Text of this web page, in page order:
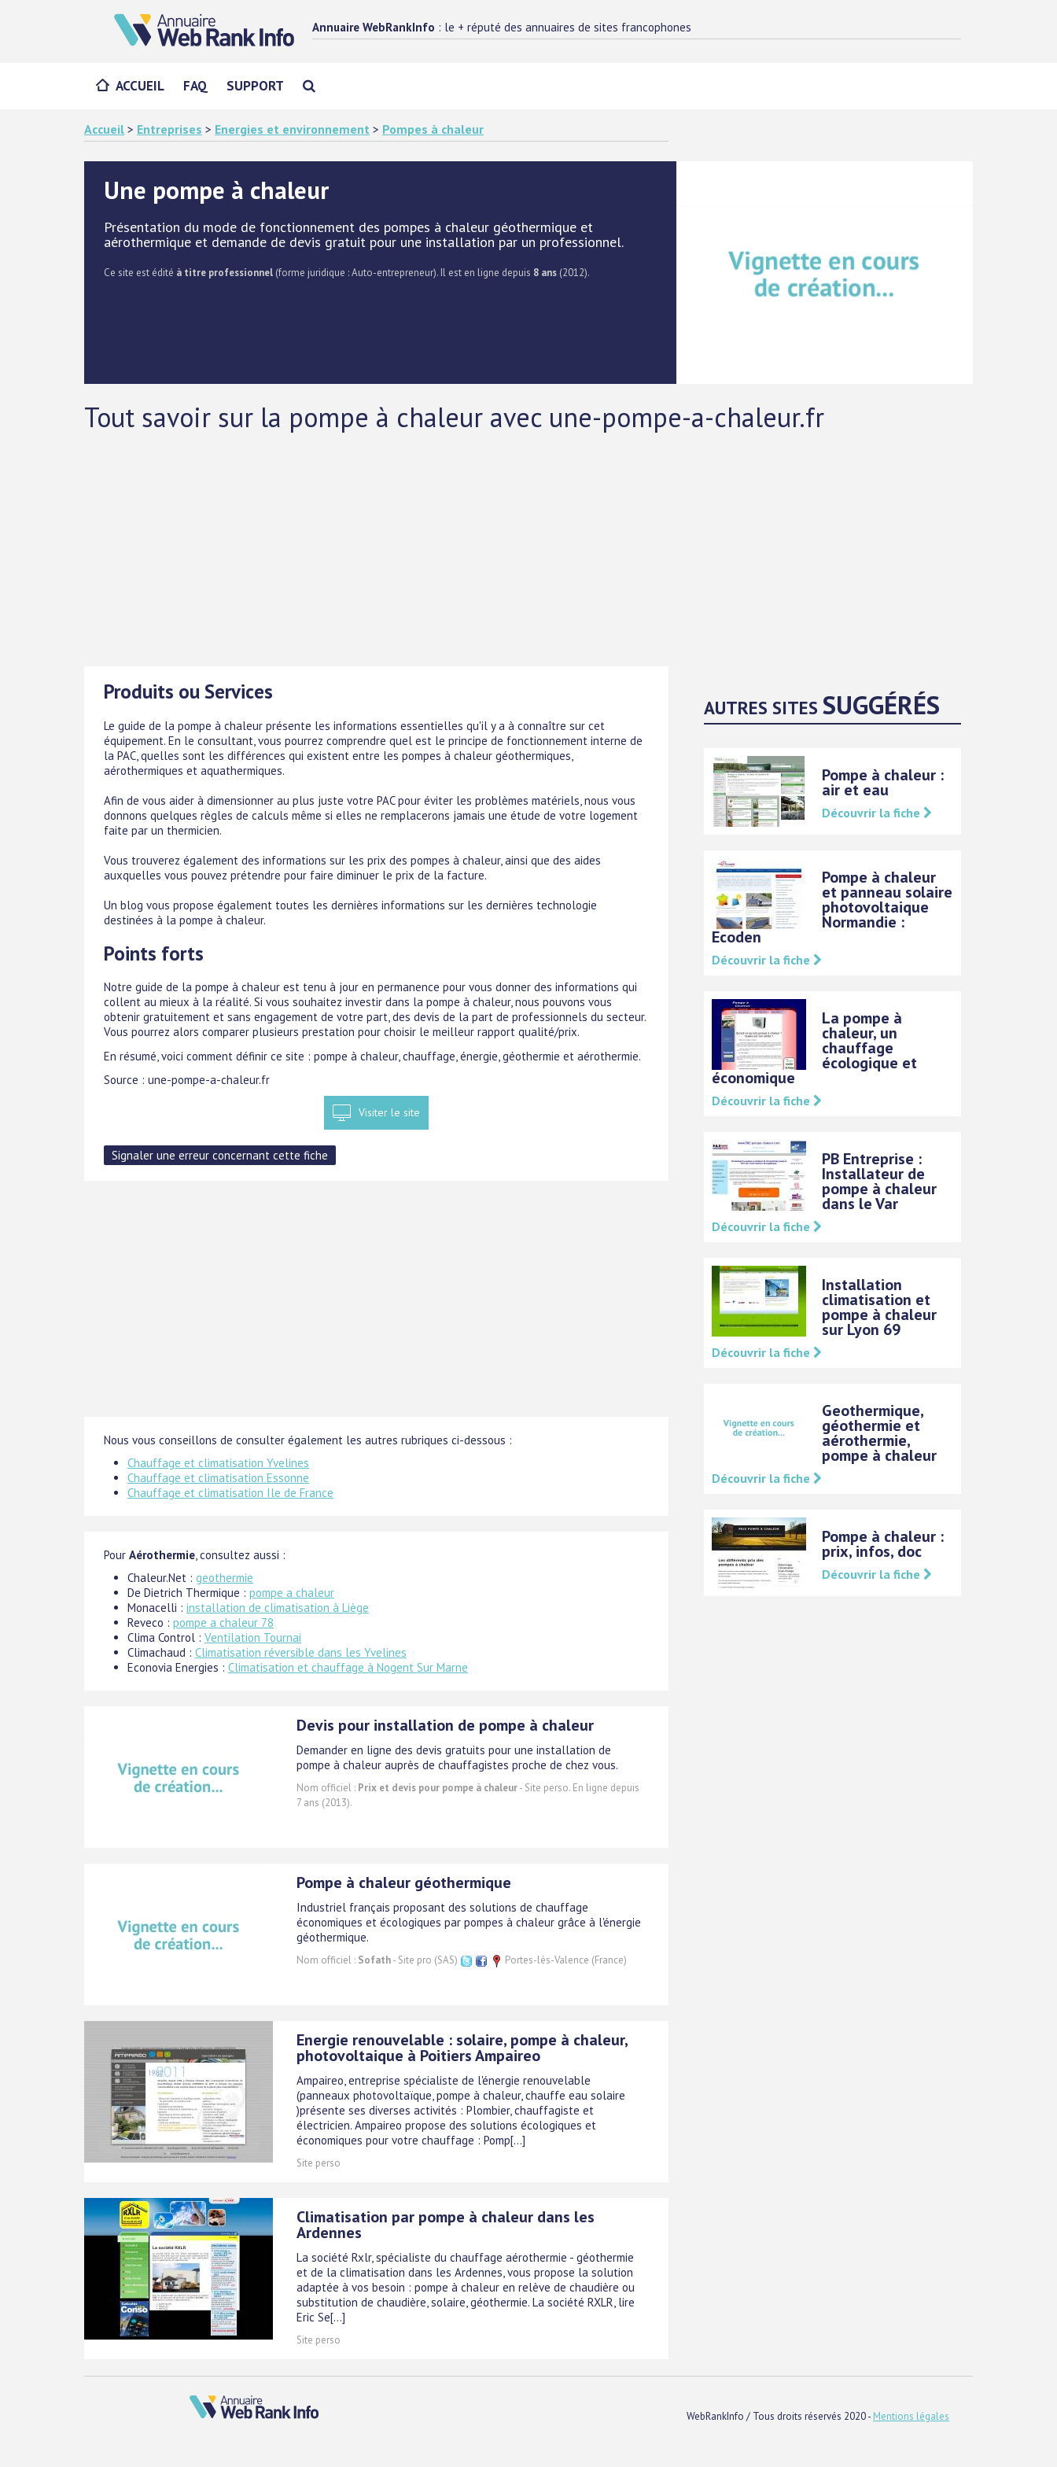
Annuaire WebRankInfo : le + réputé des annuaires de sites francophones
ACCUEIL FAQ SUPPORT
Accueil > Entreprises > Energies et environnement > Pompes à chaleur
Une pompe à chaleur
Présentation du mode de fonctionnement des pompes à chaleur géothermique et
aérothermique et demande de devis gratuit pour une installation par un professionnel.
Ce site est édité à titre professionnel (forme juridique : Auto-entrepreneur). Il est en ligne depuis 8 ans (2012).
Tout savoir sur la pompe à chaleur avec une-pompe-a-chaleur.fr
Produits ou Services
Le guide de la pompe à chaleur présente les informations essentielles qu'il y a à connaître sur cet
équipement. En le consultant, vous pourrez comprendre quel est le principe de fonctionnement interne de
la PAC, quelles sont les différences qui existent entre les pompes à chaleur géothermiques,
aérothermiques et aquathermiques.
Afin de vous aider à dimensionner au plus juste votre PAC pour éviter les problèmes matériels, nous vous
donnons quelques règles de calculs même si elles ne remplacerons jamais une étude de votre logement
faite par un thermicien.
Vous trouverez également des informations sur les prix des pompes à chaleur, ainsi que des aides
auxquelles vous pouvez prétendre pour faire diminuer le prix de la facture.
Un blog vous propose également toutes les dernières informations sur les dernières technologie
destinées à la pompe à chaleur.
Points forts
Notre guide de la pompe à chaleur est tenu à jour en permanence pour vous donner des informations qui
collent au mieux à la réalité. Si vous souhaitez investir dans la pompe à chaleur, nous pouvons vous
obtenir gratuitement et sans engagement de votre part, des devis de la part de professionnels du secteur.
Vous pourrez alors comparer plusieurs prestation pour choisir le meilleur rapport qualité/prix.
En résumé, voici comment définir ce site : pompe à chaleur, chauffage, énergie, géothermie et aérothermie.
Source : une-pompe-a-chaleur.fr
Visiter le site
Nous vous conseillons de consulter également les autres rubriques ci-dessous :
Chauffage et climatisation Yvelines
Chauffage et climatisation Essonne
Chauffage et climatisation Ile de France
Pour Aérothermie, consultez aussi :
Chaleur.Net : geothermie
De Dietrich Thermique : pompe a chaleur
Monacelli : installation de climatisation à Liège
Reveco : pompe a chaleur 78
Clima Control : Ventilation Tournai
Climachaud : Climatisation réversible dans les Yvelines
Econovia Energies : Climatisation et chauffage à Nogent Sur Marne
Devis pour installation de pompe à chaleur
Demander en ligne des devis gratuits pour une installation de
pompe à chaleur auprès de chauffagistes proche de chez vous.
Nom officiel : Prix et devis pour pompe à chaleur- Site perso. En ligne depuis
7 ans (2013).
Pompe à chaleur géothermique
Industriel français proposant des solutions de chauffage
économiques et écologiques par pompes à chaleur grâce à l'énergie
géothermique.
Nom officiel : Sofath- Site pro (SAS) Portes-lès-Valence (France)
Energie renouvelable : solaire, pompe à chaleur,
photovoltaique à Poitiers Ampaireo
Ampaireo, entreprise spécialiste de l'énergie renouvelable
(panneaux photovoltaïque, pompe à chaleur, chauffe eau solaire
)présente ses diverses activités : Plombier, chauffagiste et
électricien. Ampaireo propose des solutions écologiques et
économiques pour votre chauffage : Pomp[...]
Site perso
Climatisation par pompe à chaleur dans les
Ardennes
La société Rxlr, spécialiste du chauffage aérothermie - géothermie
et de la climatisation dans les Ardennes, vous propose la solution
adaptée à vos besoin : pompe à chaleur en relève de chaudière ou
substitution de chaudière, solaire, géothermie. La société RXLR, lire
Eric Se[...]
Site perso
AUTRES SITESSUGGÉRÉS
Pompe à chaleur :
air et eau
Découvrir la fiche
Pompe à chaleur
et panneau solaire
photovoltaique
Normandie :
Ecoden
Découvrir la fiche
La pompe à
chaleur, un
chauffage
écologique et
économique
Découvrir la fiche
PB Entreprise :
Installateur de
pompe à chaleur
dans le Var
Découvrir la fiche
Installation
climatisation et
pompe à chaleur
sur Lyon 69
Découvrir la fiche
Geothermique,
géothermie et
aérothermie,
pompe à chaleur
Découvrir la fiche
Pompe à chaleur :
prix, infos, doc
Découvrir la fiche
WebRankInfo / Tous droits réservés 2020 - Mentions légales